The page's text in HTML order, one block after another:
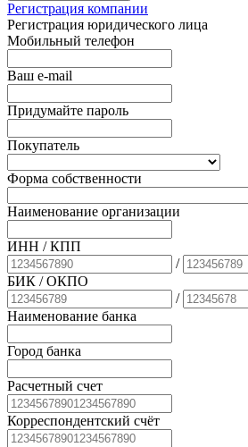
Регистрация компании
Регистрация юридического лица
Мобильный телефон
Ваш e-mail
Придумайте пароль
Покупатель
Форма собственности
Наименование организации
ИНН / КПП
/
БИК / ОКПО
/
Наименование банка
Город банка
Расчетный счет
Корреспондентский счёт